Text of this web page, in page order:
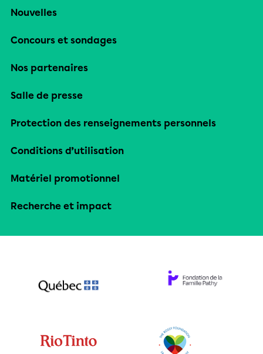
Nouvelles
Concours et sondages
Nos partenaires
Salle de presse
Protection des renseignements personnels
Conditions d’utilisation
Matériel promotionnel
Recherche et impact